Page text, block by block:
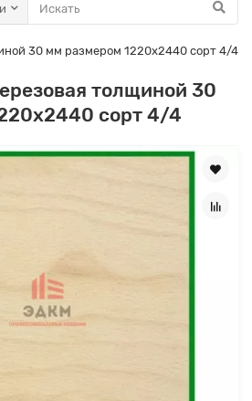
30 мм размером 1220х2440 сорт 4/4
толщиной 30
сорт 4/4